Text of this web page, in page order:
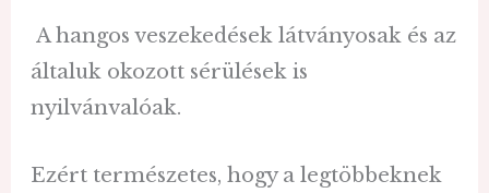
A hangos veszekedések látványosak és az
általuk okozott sérülések is
nyilvánvalóak.
Ezért természetes, hogy a legtöbbeknek